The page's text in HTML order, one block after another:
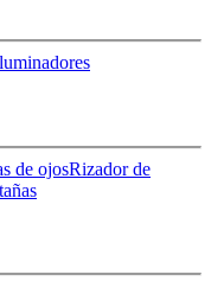
de ojosRizador de